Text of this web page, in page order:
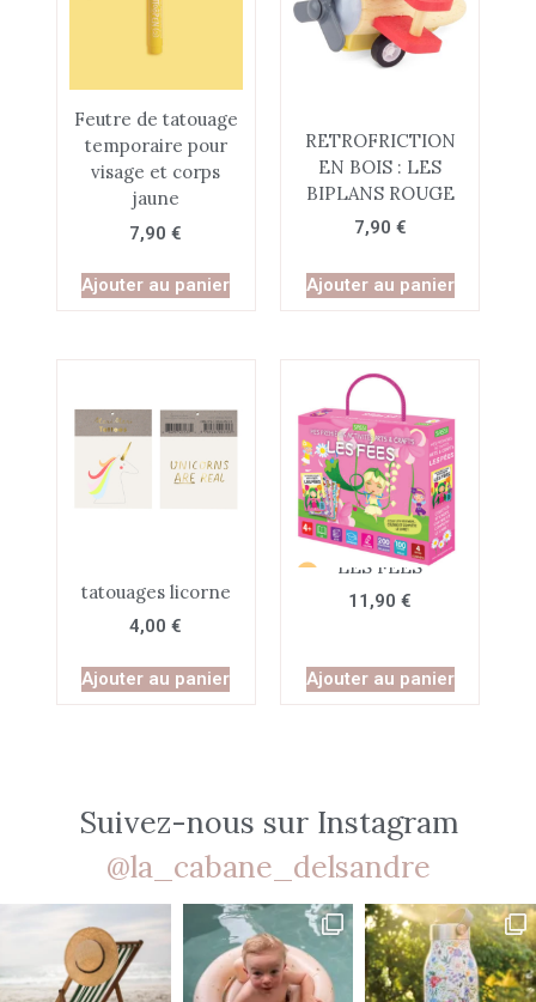
Feutre de tatouage
temporaire pour
visage et corps
jaune
7,90€
Ajouter au panier
RETROFRICTION
EN BOIS : LES
BIPLANS ROUGE
7,90 €
Ajouter au panier
tatouages licorne
4,00€
Ajouter au panier
ARTS&CRAFTS -
LES FEES
11,90€
Ajouter au panier
Suivez-nous sur Instagram
@la_cabane_delsandre